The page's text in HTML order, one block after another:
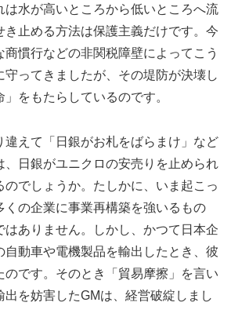
は水が高いところから低いところへ流
き止める方法は保護主義だけです。今
商慣行などの非関税障壁によってこう
守ってきましたが、その堤防が決壊し
をもたらしているのです。
違えて「日銀がお札をばらまけ」など
、日銀がユニクロの安売りを止められ
のでしょうか。たしかに、いま起こっ
くの企業に事業再構築を強いるもの
はありません。しかし、かつて日本企
自動車や電機製品を輸出したとき、彼
のです。そのとき「貿易摩擦」を言い
出を妨害したGMは、経営破綻しまし